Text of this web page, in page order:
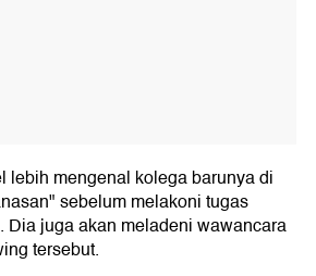
lebih mengenal kolega barunya di
sebelum melakoni tugas
Dia juga akan meladeni wawancara
tersebut.